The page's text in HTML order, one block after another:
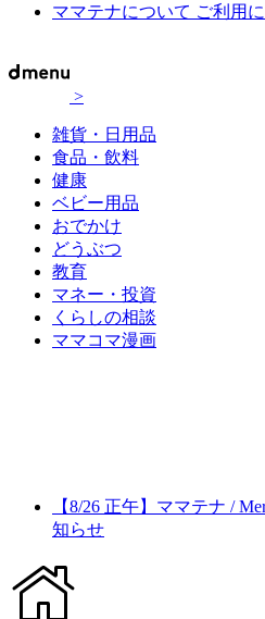
ママテナについて ご利用
>
雑貨・日用品
食品・飲料
健康
ベビー用品
おでかけ
どうぶつ
教育
マネー・投資
くらしの相談
ママコマ漫画
【8/26 正午】ママテナ /
知らせ